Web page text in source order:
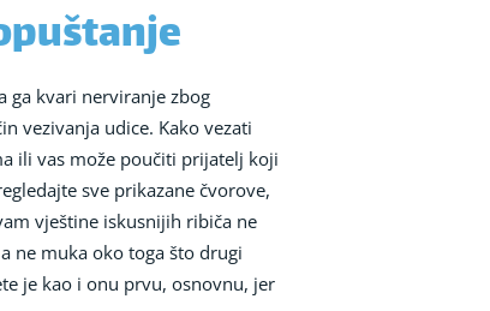
ga kvari nerviranje zbog
vezivanja udice. Kako vezati
ili vas može poučiti prijatelj koji
sve prikazane čvorove,
vještine iskusnijih ribiča ne
ne muka oko toga što drugi
je kao i onu prvu, osnovnu, jer